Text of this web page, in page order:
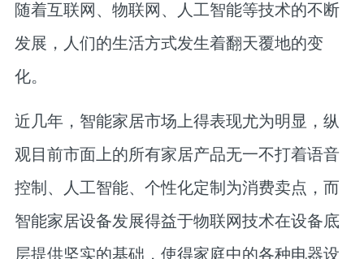
随着互联网、物联网、人工智能等技术的不断
发展，人们的生活方式发生着翻天覆地的变
化。
近几年，智能家居市场上得表现尤为明显，纵
观目前市面上的所有家居产品无一不打着语音
控制、人工智能、个性化定制为消费卖点，而
智能家居设备发展得益于物联网技术在设备底
层提供坚实的基础，使得家庭中的各种电器设